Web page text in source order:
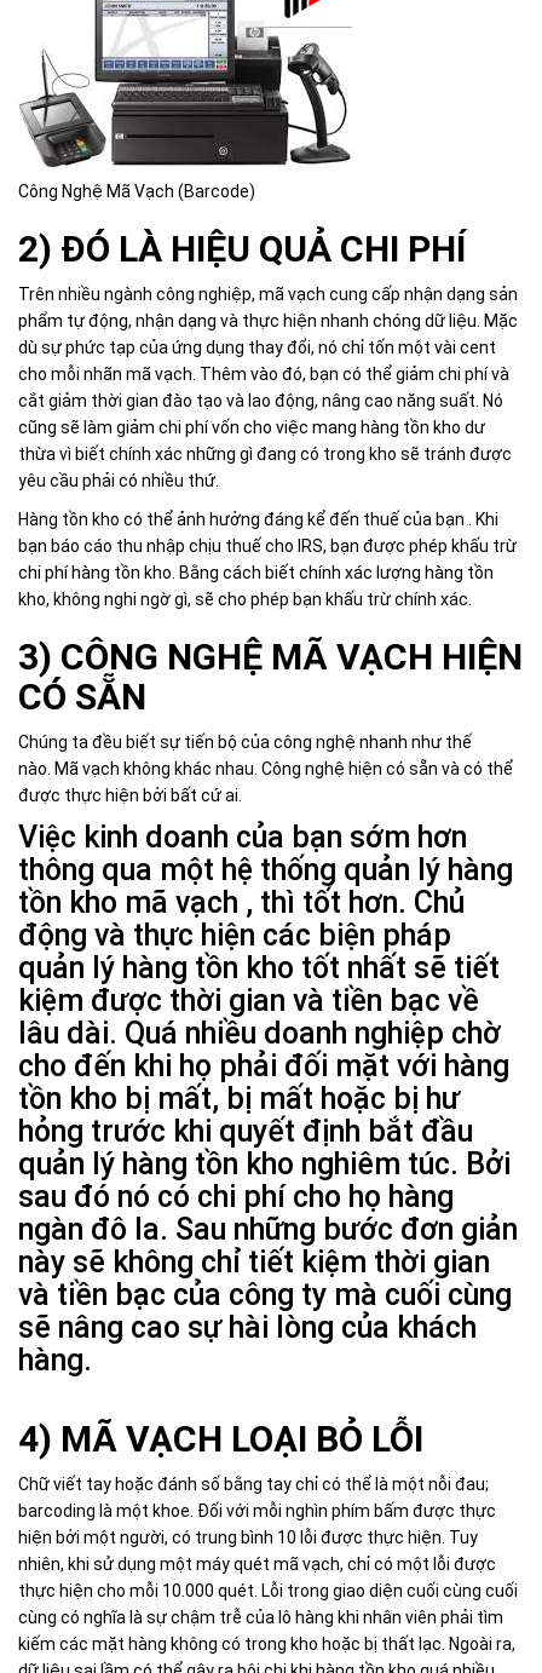
Công Nghệ Mã Vạch (Barcode)
2) ĐÓ LÀ HIỆU QUẢ CHI PHÍ
Trên nhiều ngành công nghiệp, mã vạch cung cấp nhận dạng sản
phẩm tự động, nhận dạng và thực hiện nhanh chóng dữ liệu. Mặc
dù sự phức tạp của ứng dụng thay đổi, nó chỉ tốn một vài cent
cho mỗi nhãn mã vạch. Thêm vào đó, bạn có thể giảm chi phí và
cắt giảm thời gian đào tạo và lao động, nâng cao năng suất. Nó
cũng sẽ làm giảm chi phí vốn cho việc mang hàng tồn kho dư
thừa vì biết chính xác những gì đang có trong kho sẽ tránh được
yêu cầu phải có nhiều thứ.
Hàng tồn kho có thể ảnh hưởng đáng kể đến thuế của bạn . Khi
bạn báo cáo thu nhập chịu thuế cho IRS, bạn được phép khấu trừ
chi phí hàng tồn kho. Bằng cách biết chính xác lượng hàng tồn
kho, không nghi ngờ gì, sẽ cho phép bạn khấu trừ chính xác.
3) CÔNG NGHỆ MÃ VẠCH HIỆN
CÓ SẴN
Chúng ta đều biết sự tiến bộ của công nghệ nhanh như thế
nào. Mã vạch không khác nhau. Công nghệ hiện có sẵn và có thể
được thực hiện bởi bất cứ ai.
Việc kinh doanh của bạn sớm hơn
thông qua một hệ thống quản lý hàng
tồn kho mã vạch , thì tốt hơn. Chủ
động và thực hiện các biện pháp
quản lý hàng tồn kho tốt nhất sẽ tiết
kiệm được thời gian và tiền bạc về
lâu dài. Quá nhiều doanh nghiệp chờ
cho đến khi họ phải đối mặt với hàng
tồn kho bị mất, bị mất hoặc bị hư
hỏng trước khi quyết định bắt đầu
quản lý hàng tồn kho nghiêm túc. Bởi
sau đó nó có chi phí cho họ hàng
ngàn đô la. Sau những bước đơn giản
này sẽ không chỉ tiết kiệm thời gian
và tiền bạc của công ty mà cuối cùng
sẽ nâng cao sự hài lòng của khách
hàng.
4) MÃ VẠCH LOẠI BỎ LỖI
Chữ viết tay hoặc đánh số bằng tay chỉ có thể là một nỗi đau;
barcoding là một khoe. Đối với mỗi nghìn phím bấm được thực
hiện bởi một người, có trung bình 10 lỗi được thực hiện. Tuy
nhiên, khi sử dụng một máy quét mã vạch, chỉ có một lỗi được
thực hiện cho mỗi 10.000 quét. Lỗi trong giao diện cuối cùng cuối
cùng có nghĩa là sự chậm trễ của lô hàng khi nhân viên phải tìm
kiếm các mặt hàng không có trong kho hoặc bị thất lạc. Ngoài ra,